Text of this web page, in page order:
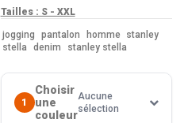
Tailles : S - XXL
jogging pantalon homme
stanley
stella denim stanley stella
1
Choisir
une
couleur
Aucune
sélection